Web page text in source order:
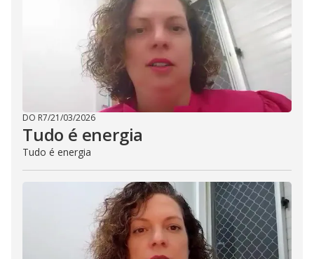
DO R7/21/03/2026
Tudo é energia
Tudo é energia